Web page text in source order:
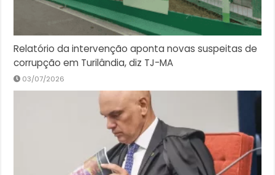
Relatório da intervenção aponta novas suspeitas de
corrupção em Turilândia, diz TJ-MA
03/07/2026